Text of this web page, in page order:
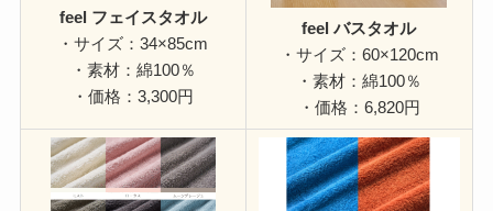
feel フェイスタオル
・サイズ：34×85cm
・素材：綿100％
・価格：3,300円
feel バスタオル
・サイズ：60×120cm
・素材：綿100％
・価格：6,820円